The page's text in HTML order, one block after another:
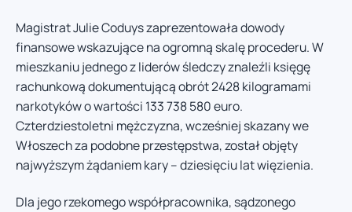
Magistrat Julie Coduys zaprezentowała dowody
finansowe wskazujące na ogromną skalę procederu. W
mieszkaniu jednego z liderów śledczy znaleźli księgę
rachunkową dokumentującą obrót 2428 kilogramami
narkotyków o wartości 133 738 580 euro.
Czterdziestoletni mężczyzna, wcześniej skazany we
Włoszech za podobne przestępstwa, został objęty
najwyższym żądaniem kary – dziesięciu lat więzienia.
Dla jego rzekomego współpracownika, sądzonego